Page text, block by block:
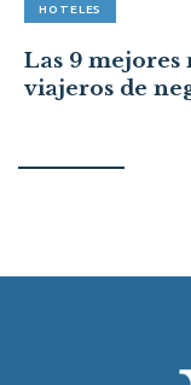
HOTELES
Las 9 mejores
viajeros de